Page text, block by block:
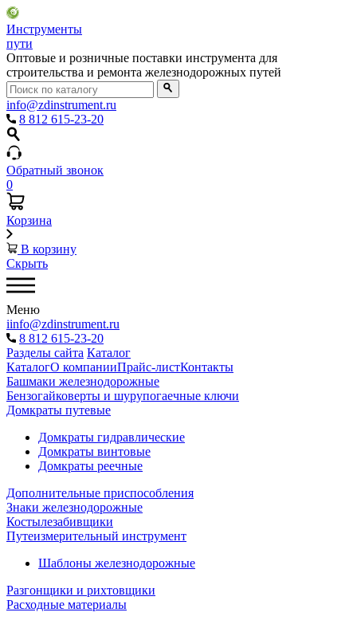
Инструменты
пути
Оптовые и розничные поставки инструмента для
строительства и ремонта железнодорожных путей
info@zdinstrument.ru
8 812 615-23-20
Обратный звонок
0
Корзина
В корзину
Скрыть
Меню
iinfo@zdinstrument.ru
8 812 615-23-20
Разделы сайта Каталог
КаталогО компанииПрайс-листКонтакты
Башмаки железнодорожные
Бензогайковерты и шурупогаечные ключи
Домкраты путевые
Домкраты гидравлические
Домкраты винтовые
Домкраты реечные
Дополнительные приспособления
Знаки железнодорожные
Костылезабивщики
Путеизмерительный инструмент
Шаблоны железнодорожные
Разгонщики и рихтовщики
Расходные материалы